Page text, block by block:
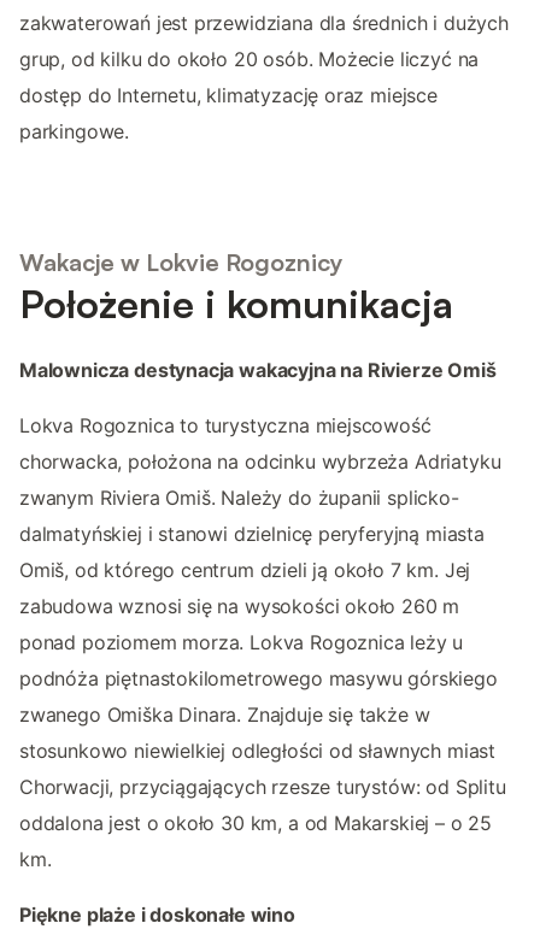
zakwaterowań jest przewidziana dla średnich i dużych
grup, od kilku do około 20 osób. Możecie liczyć na
dostęp do Internetu, klimatyzację oraz miejsce
parkingowe.
Wakacje w Lokvie Rogoznicy
Położenie i komunikacja
Malownicza destynacja wakacyjna na Rivierze Omiš
Lokva Rogoznica to turystyczna miejscowość
chorwacka, położona na odcinku wybrzeża Adriatyku
zwanym Riviera Omiš. Należy do żupanii splicko-
dalmatyńskiej i stanowi dzielnicę peryferyjną miasta
Omiš, od którego centrum dzieli ją około 7 km. Jej
zabudowa wznosi się na wysokości około 260 m
ponad poziomem morza. Lokva Rogoznica leży u
podnóża piętnastokilometrowego masywu górskiego
zwanego Omiška Dinara. Znajduje się także w
stosunkowo niewielkiej odległości od sławnych miast
Chorwacji, przyciągających rzesze turystów: od Splitu
oddalona jest o około 30 km, a od Makarskiej – o 25
km.
Piękne plaże i doskonałe wino